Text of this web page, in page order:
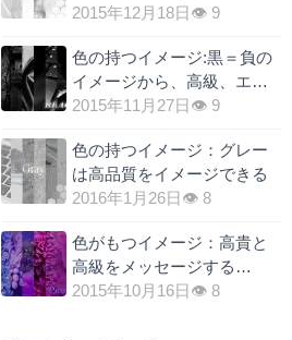
2015年12月18日 👁 9
色の持つイメージ:黒＝負の
イメージから、高級、エレ
ガントへ
2015年11月27日 👁 9
色の持つイメージ：グレー
は高品質をイメージできる
2016年1月26日 👁 8
色がもつイメージ：高貴と
高級をメッセージする
=”紫”の効果
2015年10月16日 👁 8